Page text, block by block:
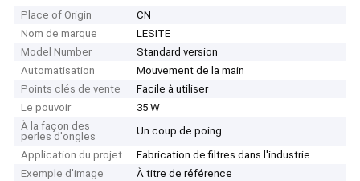
Place of Origin
CN
Nom de marque
LESITE
Model Number
Standard version
Automatisation
Mouvement de la main
Points clés de vente
Facile à utiliser
Le pouvoir
35 W
À la façon des
perles d'ongles
Un coup de poing
Application du projet
Fabrication de filtres dans l'industrie
Exemple d'image
À titre de référence